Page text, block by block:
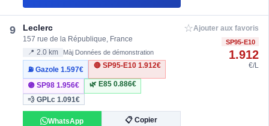
9 Leclerc
157 rue de la République, France
📍 2.0 km Màj Données de démonstration
⛽ Gazole1.597€
🔴 SP95-E10 1.912€
🟣 SP981.956€ 🌿 E85 0.886€
💨 GPLc1.091€
WhatsApp 📋 Copier
☆Ajouter aux favoris
SP95-E10
1.912
€/L